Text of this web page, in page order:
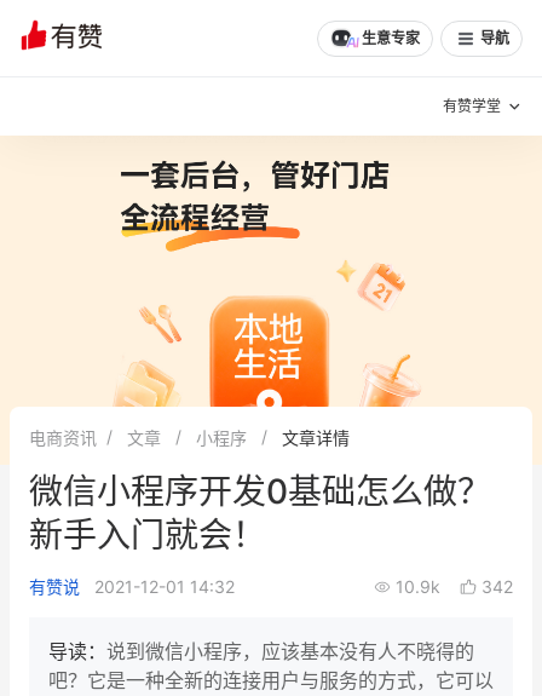
生意专家 导航
有赞学堂
增长方法
有赞专家说
新零售最佳实践
面对面聊增长
新零售大会
增长产品指南
文章 问诊 分享
电商资讯 文章 小程序 文章详情
微信小程序开发0基础怎么做？
新手入门就会！
有赞说 2021-12-01 14:32 10.9k 342
导读： 说到微信小程序，应该基本没有人不晓得的
吧？它是一种全新的连接用户与服务的方式，它可以